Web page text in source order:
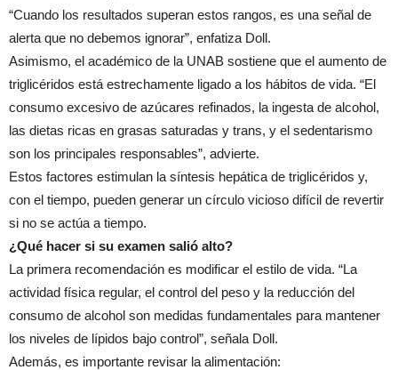
“Cuando los resultados superan estos rangos, es una señal de
alerta que no debemos ignorar”, enfatiza Doll.
Asimismo, el académico de la UNAB sostiene que el aumento de
triglicéridos está estrechamente ligado a los hábitos de vida. “El
consumo excesivo de azúcares refinados, la ingesta de alcohol,
las dietas ricas en grasas saturadas y trans, y el sedentarismo
son los principales responsables”, advierte.
Estos factores estimulan la síntesis hepática de triglicéridos y,
con el tiempo, pueden generar un círculo vicioso difícil de revertir
si no se actúa a tiempo.
¿Qué hacer si su examen salió alto?
La primera recomendación es modificar el estilo de vida. “La
actividad física regular, el control del peso y la reducción del
consumo de alcohol son medidas fundamentales para mantener
los niveles de lípidos bajo control”, señala Doll.
Además, es importante revisar la alimentación: